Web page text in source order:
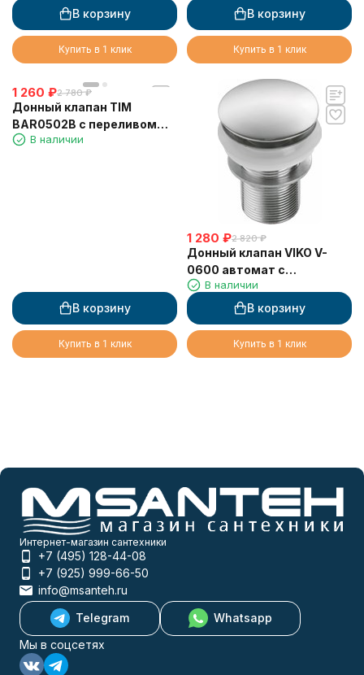
В корзину
Купить в 1 клик
В корзину
Купить в 1 клик
1 260 ₽2 780 ₽
Донный клапан TIM
BAR0502B с переливом
автомат 1 1/4" (ф32)
В наличии
В корзину
Купить в 1 клик
1 280 ₽2 820 ₽
Донный клапан VIKO V-
0600 автомат с
переливом
В наличии
В корзину
Купить в 1 клик
Интернет-магазин сантехники
+7 (495) 128-44-08
+7 (925) 999-66-50
info@msanteh.ru
Telegram
Whatsapp
Мы в соцсетях